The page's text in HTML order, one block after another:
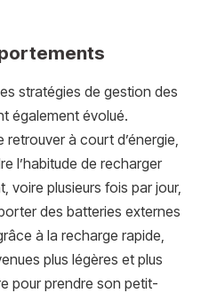
stratégies de gestion des
également évolué.
à court d’énergie,
l’habitude de recharger
voire plusieurs fois par jour,
des batteries externes
à la recharge rapide,
plus légères et plus
pour prendre son petit-